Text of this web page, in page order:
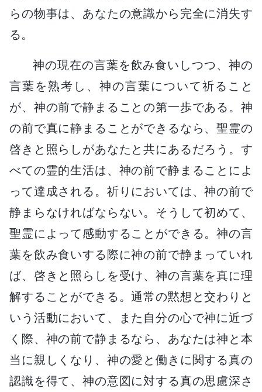
らの物事は、あなたの意識から完全に消失す
る。
神の現在の言葉を飲み食いしつつ、神の
言葉を熟考し、神の言葉について祈ること
が、神の前で静まることの第一歩である。神
の前で真に静まることができるなら、聖霊の
啓きと照らしがあなたと共にあるだろう。す
べての霊的生活は、神の前で静まることによ
って達成される。祈りにおいては、神の前で
静まらなければならない。そうして初めて、
聖霊によって感動することができる。神の言
葉を飲み食いする際に神の前で静まっていれ
ば、啓きと照らしを受け、神の言葉を真に理
解することができる。通常の黙想と交わりと
いう活動において、また自分の心で神に近づ
く際、神の前で静まるなら、あなたは神と本
当に親しくなり、神の愛と働きに関する真の
認識を得て、神の意図に対する真の思慮深さ